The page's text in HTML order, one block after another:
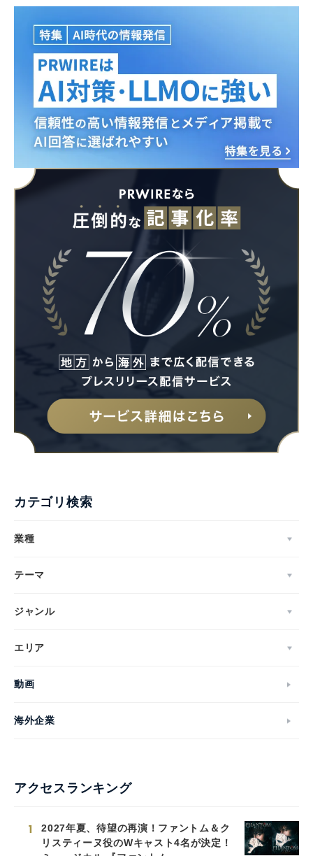
カテゴリ検索
業種
テーマ
ジャンル
エリア
動画
海外企業
アクセスランキング
1
2027年夏、待望の再演！ファントム＆ク
リスティーヌ役のWキャスト4名が決定！